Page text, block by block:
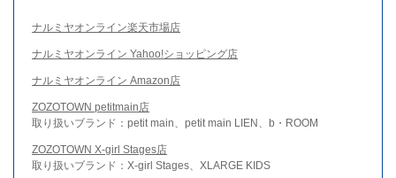
ナルミヤオンライン楽天市場店
ナルミヤオンライン Yahoo!ショッピング店
ナルミヤオンライン Amazon店
ZOZOTOWN petitmain店
取り扱いブランド：petit main、petit main LIEN、b・ROOM
ZOZOTOWN X-girl Stages店
取り扱いブランド：X-girl Stages、XLARGE KIDS